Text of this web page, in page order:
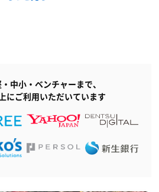
中小・ベンチャーまで、
にご利用いただいています